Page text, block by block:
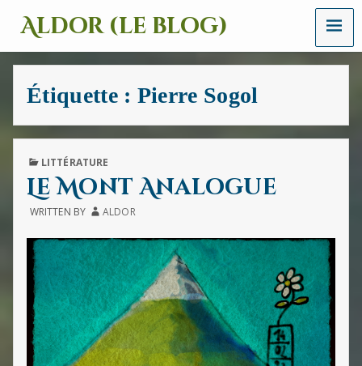
Aldor (le blog)
Un
site
avec
des
des
images
et
sons
MENU
Étiquette : Pierre Sogol
PUBLISHED
LITTÉRATURE
Le Mont Analogue
WRITTEN BY ALDOR